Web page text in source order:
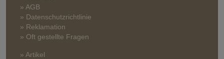
» AGB
» Datenschutzrichtlinie
» Reklamation
» Oft gestellte Fragen
» Artikel